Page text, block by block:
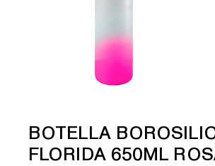
BOTELLA
FLORIDA 650ML